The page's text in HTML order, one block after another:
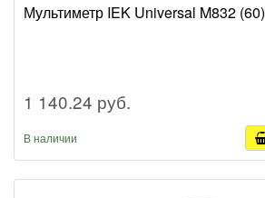
Мультиметр IEK Universal M832 (60)
1 140.24 руб.
В наличии